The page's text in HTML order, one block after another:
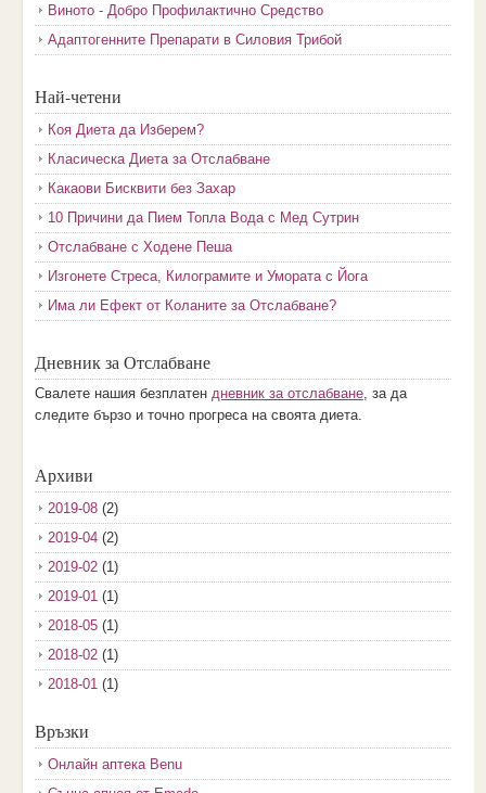
Виното - Добро Профилактично Средство
Адаптогенните Препарати в Силовия Трибой
Най-четени
Коя Диета да Изберем?
Класическа Диета за Отслабване
Какаови Бисквити без Захар
10 Причини да Пием Топла Вода с Мед Сутрин
Отслабване с Ходене Пеша
Изгонете Стреса, Килограмите и Умората с Йога
Има ли Ефект от Коланите за Отслабване?
Дневник за Отслабване
Свалете нашия безплатен дневник за отслабване, за да
следите бързо и точно прогреса на своята диета.
Архиви
2019-08(2)
2019-04(2)
2019-02(1)
2019-01 (1)
2018-05(1)
2018-02(1)
2018-01 (1)
2017-11
2017-10(3)
Връзки
Онлайн аптека Benu